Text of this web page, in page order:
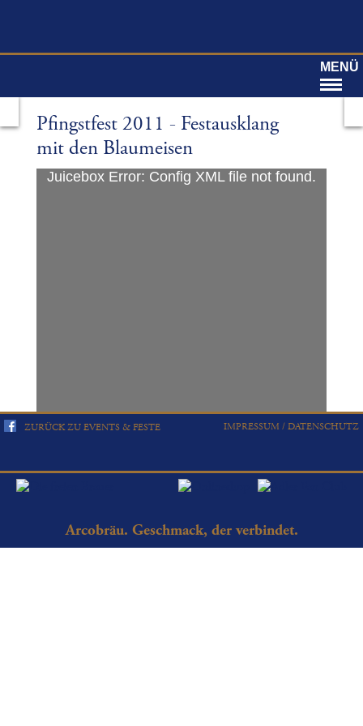
MENÜ
Pfingstfest 2011 - Festausklang
mit den Blaumeisen
Juicebox Error: Config XML file not found.
ZURÜCK ZU EVENTS & FESTE IMPRESSUM / DATENSCHUTZ
Arcobräu. Geschmack, der verbindet.